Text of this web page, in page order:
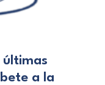
últimas
a la